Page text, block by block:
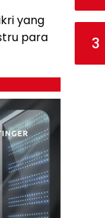
yang
para
3